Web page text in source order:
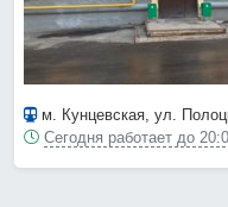
м. Кунцевская, ул.
Сегодня работает до